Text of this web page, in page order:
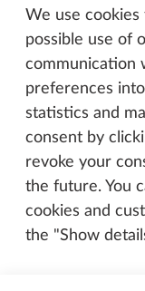
We use
possible use of
communication
preferences
statistics and
consent by
revoke your
the future. You
cookies and
the "Show